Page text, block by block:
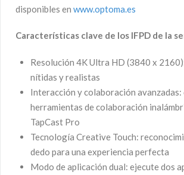
disponibles en www.optoma.es
Características clave de los IFPD de la
Resolución 4K Ultra HD (3840 x
nítidas y realistas
Interacción y colaboración
herramientas de colaboración
TapCast Pro
Tecnología Creative Touch:
dedo para una experiencia perfecta
Modo de aplicación dual: ejecute dos